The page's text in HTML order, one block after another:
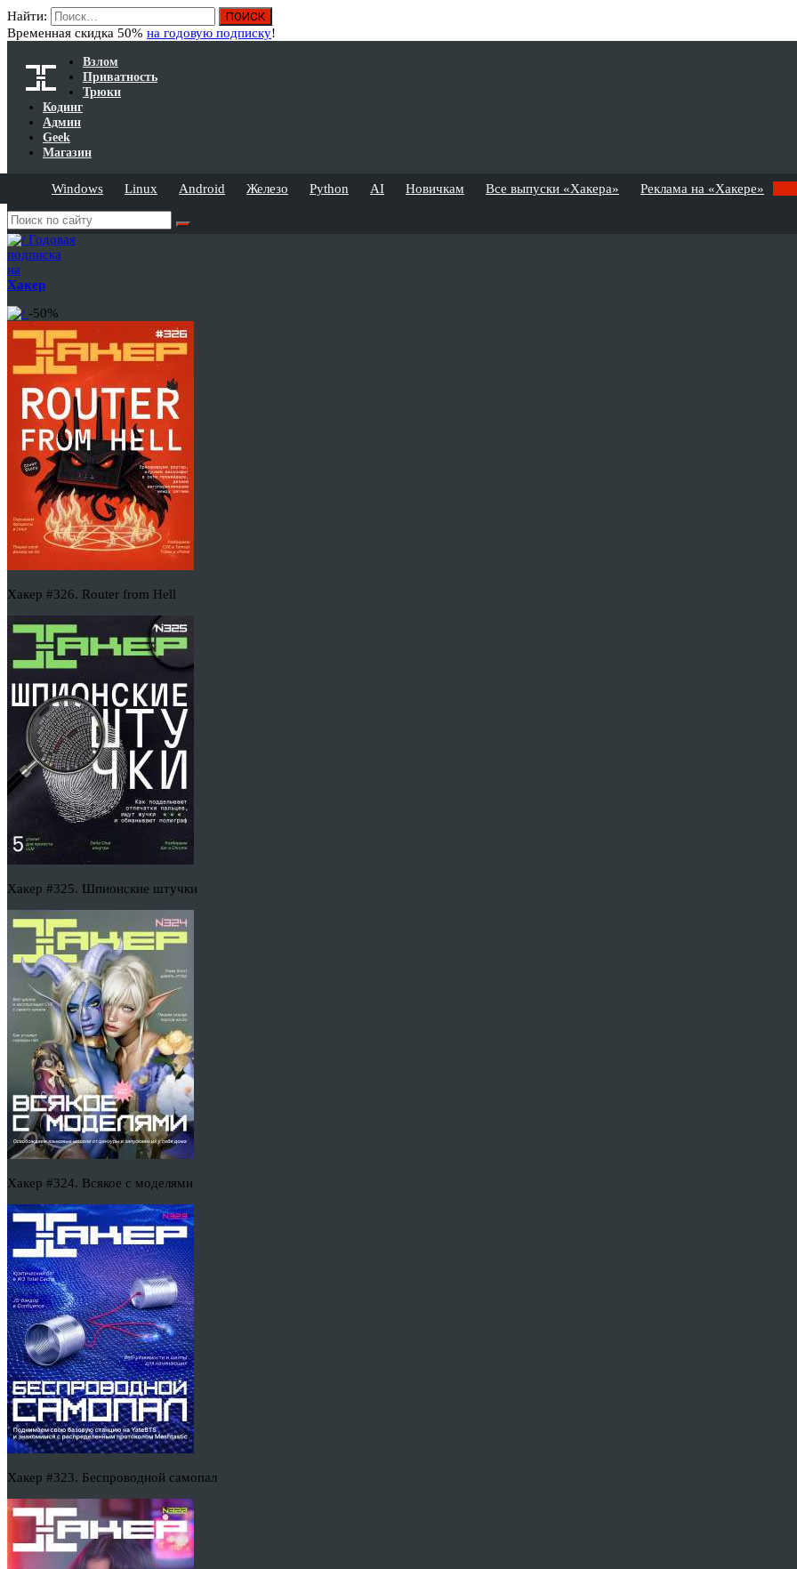
Найти:
Временная скидка 50% на годовую подписку!
Взлом
Приватность
Трюки
Кодинг
Админ
Geek
Магазин
Windows Linux Android Железо Python AI Новичкам Все выпуски «Хакера» Реклама на «Хакере»
Годовая
подписка
на
Хакер
-50%
Хакер #326. Router from Hell
Хакер #325. Шпионские штучки
Хакер #324. Всякое с моделями
Хакер #323. Беспроводной самопал